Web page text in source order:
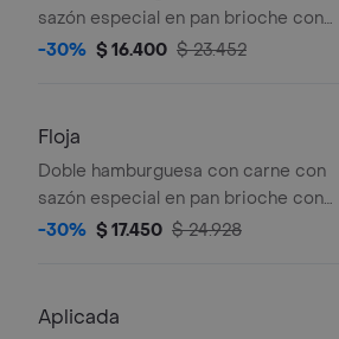
sazón especial en pan brioche con
doble queso americano y salsa de la
-30% $ 16.400 $ 23.452
Floja
Doble hamburguesa con carne con
sazón especial en pan brioche con
doble queso americano, cebolla grille,
-30% $ 17.450 $ 24.928
Aplicada